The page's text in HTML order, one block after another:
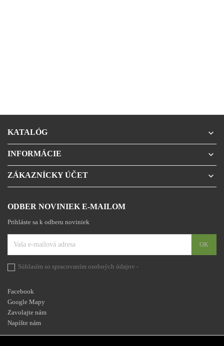
KATALÓG 
INFORMÁCIE 
ZÁKAZNÍCKY ÚČET 
ODBER NOVINIEK E-MAILOM
Prihláste sa k odberu noviniek
Súhlasím so spracovaním osobných údajov -
Facebook
Google Mapy
Zavolajte nám
Napíšte nám